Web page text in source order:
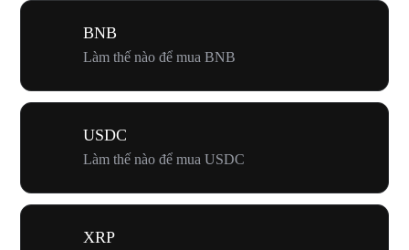
BNB
Làm thế nào để mua BNB
USDC
Làm thế nào để mua USDC
XRP